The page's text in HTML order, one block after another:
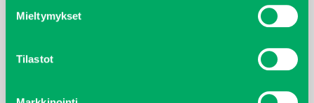
Mieltymykset
Tilastot
tammikuu 2021